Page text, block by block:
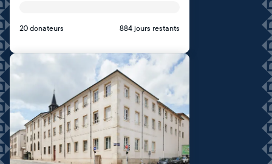
20 donateurs 884 jours restants